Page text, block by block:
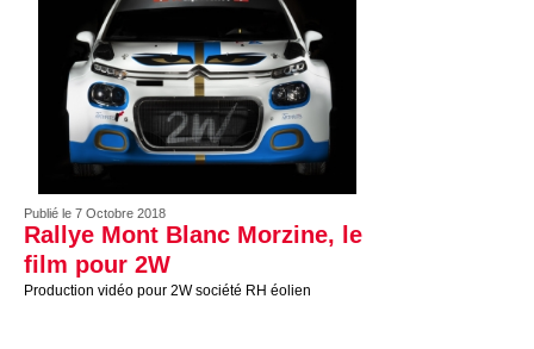
Publié le 7 Octobre 2018
Rallye Mont Blanc Morzine, le
film pour 2W
Production vidéo pour 2W société RH éolien